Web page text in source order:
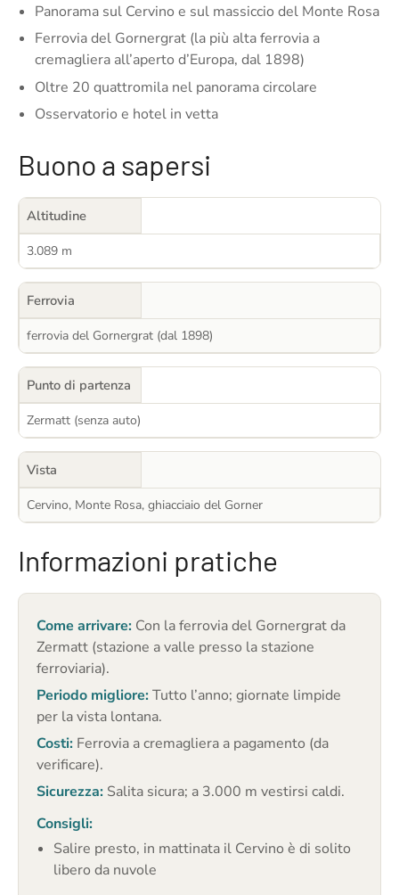
Panorama sul Cervino e sul massiccio del Monte Rosa
Ferrovia del Gornergrat (la più alta ferrovia a
cremagliera all’aperto d’Europa, dal 1898)
Oltre 20 quattromila nel panorama circolare
Osservatorio e hotel in vetta
Buono a sapersi
Altitudine
3.089 m
Ferrovia
ferrovia del Gornergrat (dal 1898)
Punto di partenza
Zermatt (senza auto)
Vista
Cervino, Monte Rosa, ghiacciaio del Gorner
Informazioni pratiche
Come arrivare: Con la ferrovia del Gornergrat da
Zermatt (stazione a valle presso la stazione
ferroviaria).
Periodo migliore:Tutto l’anno; giornate limpide
per la vista lontana.
Costi: Ferrovia a cremagliera a pagamento (da
verificare).
Sicurezza: Salita sicura; a 3.000 m vestirsi caldi.
Consigli:
Salire presto, in mattinata il Cervino è di solito
libero da nuvole